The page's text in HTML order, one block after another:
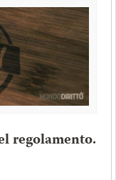
regolamento.